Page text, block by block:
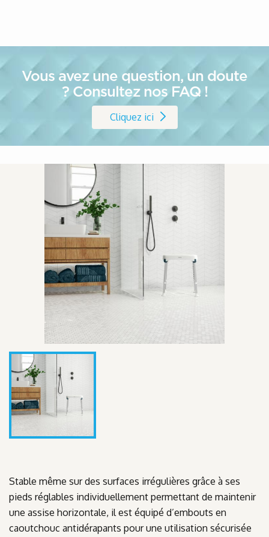
Vous avez une question, un doute
? Consultez nos FAQ !
Cliquez ici
Stable même sur des surfaces irrégulières grâce à ses
pieds réglables individuellement permettant de maintenir
une assise horizontale, il est équipé d’embouts en
caoutchouc antidérapants pour une utilisation sécurisée